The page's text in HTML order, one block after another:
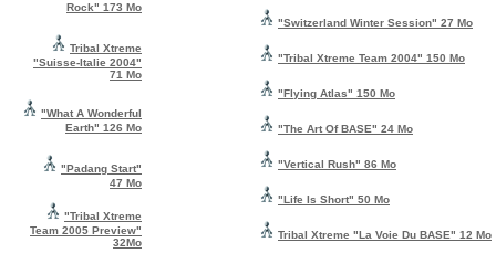
Rock" 173 Mo
Tribal Xtreme
"Suisse-Italie 2004"
71 Mo
"What A Wonderful
Earth" 126 Mo
"Padang Start"
47 Mo
"Tribal Xtreme
Team 2005 Preview"
32Mo
"Switzerland Winter Session" 27 Mo
"Tribal Xtreme Team 2004" 150 Mo
"Flying Atlas" 150 Mo
"The Art Of BASE" 24 Mo
"Vertical Rush" 86 Mo
"Life Is Short" 50 Mo
Tribal Xtreme "La Voie Du BASE" 12 Mo